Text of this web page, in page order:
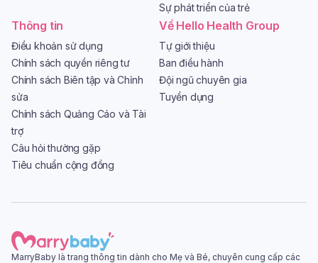
Sự phát triển của trẻ
Thông tin
Điều khoản sử dụng
Chính sách quyền riêng tư
Chính sách Biên tập và Chỉnh
sửa
Chính sách Quảng Cáo và Tài
trợ
Câu hỏi thường gặp
Tiêu chuẩn cộng đồng
Về Hello Health Group
Tự giới thiệu
Ban điều hành
Đội ngũ chuyên gia
Tuyển dụng
MarryBaby là trang thông tin dành cho Mẹ và Bé, chuyên cung cấp các